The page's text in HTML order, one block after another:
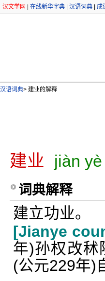
汉文学网 在线新华字典 汉语词典 成
汉语词典> 建业的解释
建业 jiàn yè
词典解释
建立功业。
[Jianye
年)孙权改秫
(公元229年)